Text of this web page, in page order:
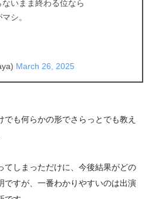
いまま終わる位なら
シ。
March 26, 2025
でも何らかの形でさらっとでも教え
てしまっただけに、今後結果がどの
ですが、一番わかりやすいのは出演